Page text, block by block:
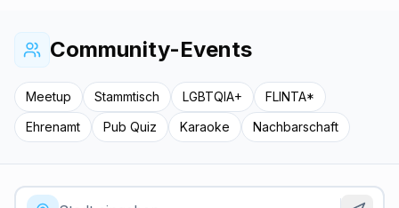
Community-Events
Meetup Stammtisch LGBTQIA+
FLINTA*
Ehrenamt
Pub Quiz Karaoke Nachbarschaft